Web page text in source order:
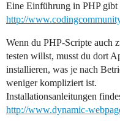
Eine Einführung in PHP gibt
http://
Wenn du PHP-Scripte auch
testen willst, musst du dort
installieren, was je nach
weniger kompliziert ist.
Installationsanleitungen
http://www.dynamic-